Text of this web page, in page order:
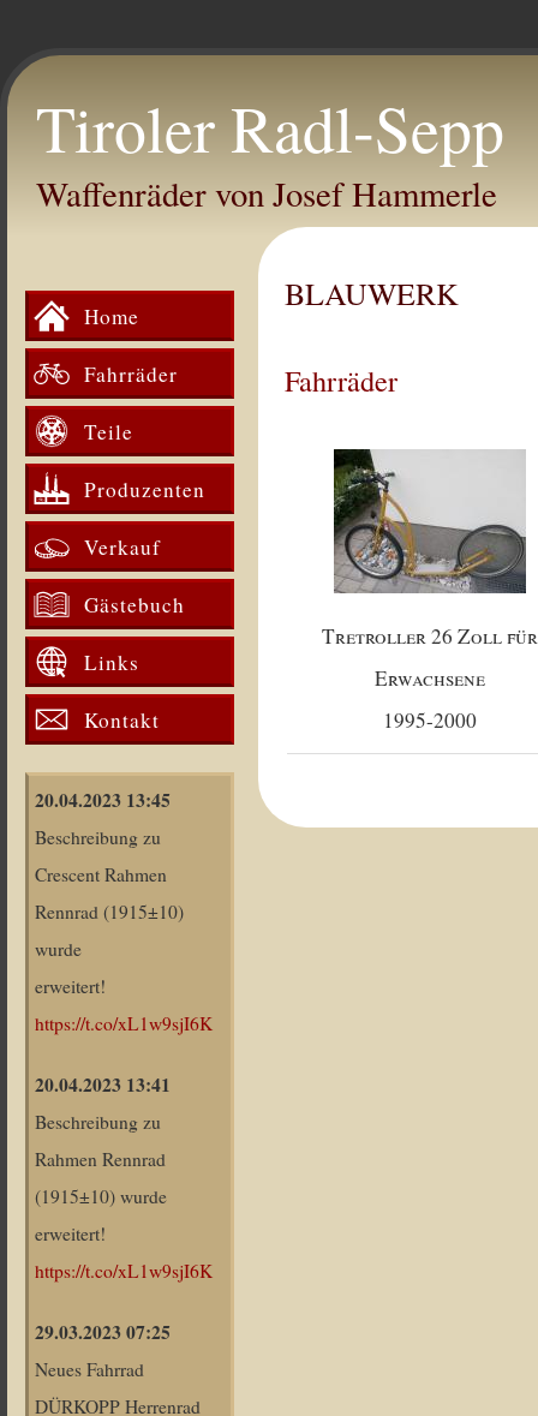
Tiroler Radl-Sepp
Waffenräder von Josef Hammerle
Home
Fahrräder
Teile
Produzenten
Verkauf
Gästebuch
Links
Kontakt
20.04.2023 13:45
Beschreibung zu
Crescent Rahmen
Rennrad (1915±10)
wurde
erweitert!
https://t.co/xL1w9sjI6K
20.04.2023 13:41
Beschreibung zu
Rahmen Rennrad
(1915±10) wurde
erweitert!
https://t.co/xL1w9sjI6K
29.03.2023 07:25
Neues Fahrrad
DÜRKOPP Herrenrad
BLAUWERK
Fahrräder
Tretroller 26 Zoll für
Erwachsene
1995-2000